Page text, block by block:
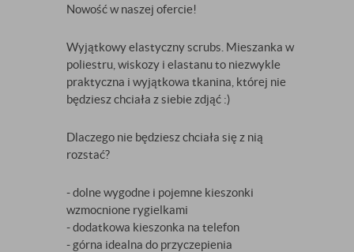
Nowość w naszej ofercie!
Wyjątkowy elastyczny scrubs. Mieszanka w
poliestru, wiskozy i elastanu to niezwykle
praktyczna i wyjątkowa tkanina, której nie
będziesz chciała z siebie zdjąć :)
Dlaczego nie będziesz chciała się z nią
rozstać?
- dolne wygodne i pojemne kieszonki
wzmocnione rygielkami
- dodatkowa kieszonka na telefon
- górna idealna do przyczepienia